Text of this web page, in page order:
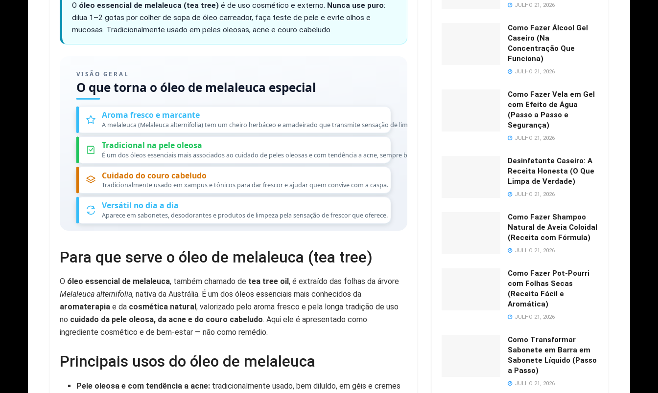
O óleo essencial de melaleuca (tea tree) é de uso cosmético e externo. Nunca use puro:
dilua 1–2 gotas por colher de sopa de óleo carreador, faça teste de pele e evite olhos e
mucosas. Tradicionalmente usado em peles oleosas, acne e couro cabeludo.
VISÃO GERAL
O que torna o óleo de melaleuca especial
Aroma fresco e marcante
A melaleuca (Melaleuca alternifolia) tem um cheiro herbáceo e amadeirado que transmite sensação de limpeza.
Tradicional na pele oleosa
É um dos óleos essenciais mais associados ao cuidado de peles oleosas e com tendência a acne, sempre bem diluído.
Cuidado do couro cabeludo
Tradicionalmente usado em xampus e tônicos para dar frescor e ajudar quem convive com a caspa.
Versátil no dia a dia
Aparece em sabonetes, desodorantes e produtos de limpeza pela sensação de frescor que oferece.
Para que serve o óleo de melaleuca (tea tree)
O óleo essencial de melaleuca, também chamado de tea tree oil , é extraído das folhas da árvore
Melaleuca alternifolia, nativa da Austrália. É um dos óleos essenciais mais conhecidos da
aromaterapia e da cosmética natural , valorizado pelo aroma fresco e pela longa tradição de uso
no cuidado da pele oleosa, da acne e do couro cabeludo. Aqui ele é apresentado como
ingrediente cosmético e de bem-estar — não como remédio.
Principais usos do óleo de melaleuca
Pele oleosa e com tendência a acne: tradicionalmente usado, bem diluído, em géis e cremes
JULHO 21, 2026
Como Fazer Álcool Gel
Caseiro (Na
Concentração Que
Funciona)
JULHO 21, 2026
Como Fazer Vela em Gel
com Efeito de Água
(Passo a Passo e
Segurança)
JULHO 21, 2026
Desinfetante Caseiro: A
Receita Honesta (O Que
Limpa de Verdade)
JULHO 21, 2026
Como Fazer Shampoo
Natural de Aveia Coloidal
(Receita com Fórmula)
JULHO 21, 2026
Como Fazer Pot-Pourri
com Folhas Secas
(Receita Fácil e
Aromática)
JULHO 21, 2026
Como Transformar
Sabonete em Barra em
Sabonete Líquido (Passo
a Passo)
JULHO 21, 2026